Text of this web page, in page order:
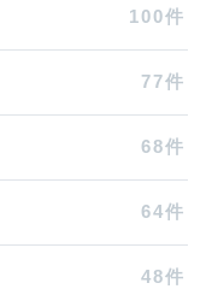
100件
77件
68件
64件
48件